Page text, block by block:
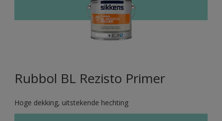
Rubbol BL Rezisto Primer
Hoge dekking, uitstekende hechting